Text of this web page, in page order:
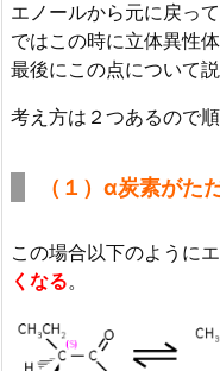
エノールから元に戻って
ではこの時に立体異性
最後にこの点について説
考え方は２つあるので順
（１）α炭素がた
この場合以下のように
くなる。